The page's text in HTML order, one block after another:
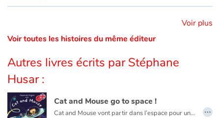
Formats et illustrations
Catalogue anglais
Contraste +
Aide
Voir plus
Voir toutes les histoires du même éditeur
Autres livres écrits par Stéphane
Husar :
Cat and Mouse go to space !
Cat and Mouse vont partir dans l’espace pour une mission très spéciale. Au cours de l’aventure, ils apprendront le nom des planètes et des étoiles en anglais. Mais lorsque la fusée tombera en panne, il faudra trouver une solution… Un atterrissage sur la planète Mars s’impose alors et une rencontre inattendue avec les Martiens attend nos deux amis. …